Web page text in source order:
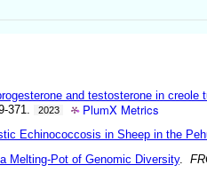
and testosterone in
371. 2023 PlumX Metrics
Echinococcosis in Sheep in the
Melting-Pot of Genomic Diversity.